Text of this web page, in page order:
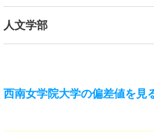
人文学部
西南女学院大学の偏差値を見